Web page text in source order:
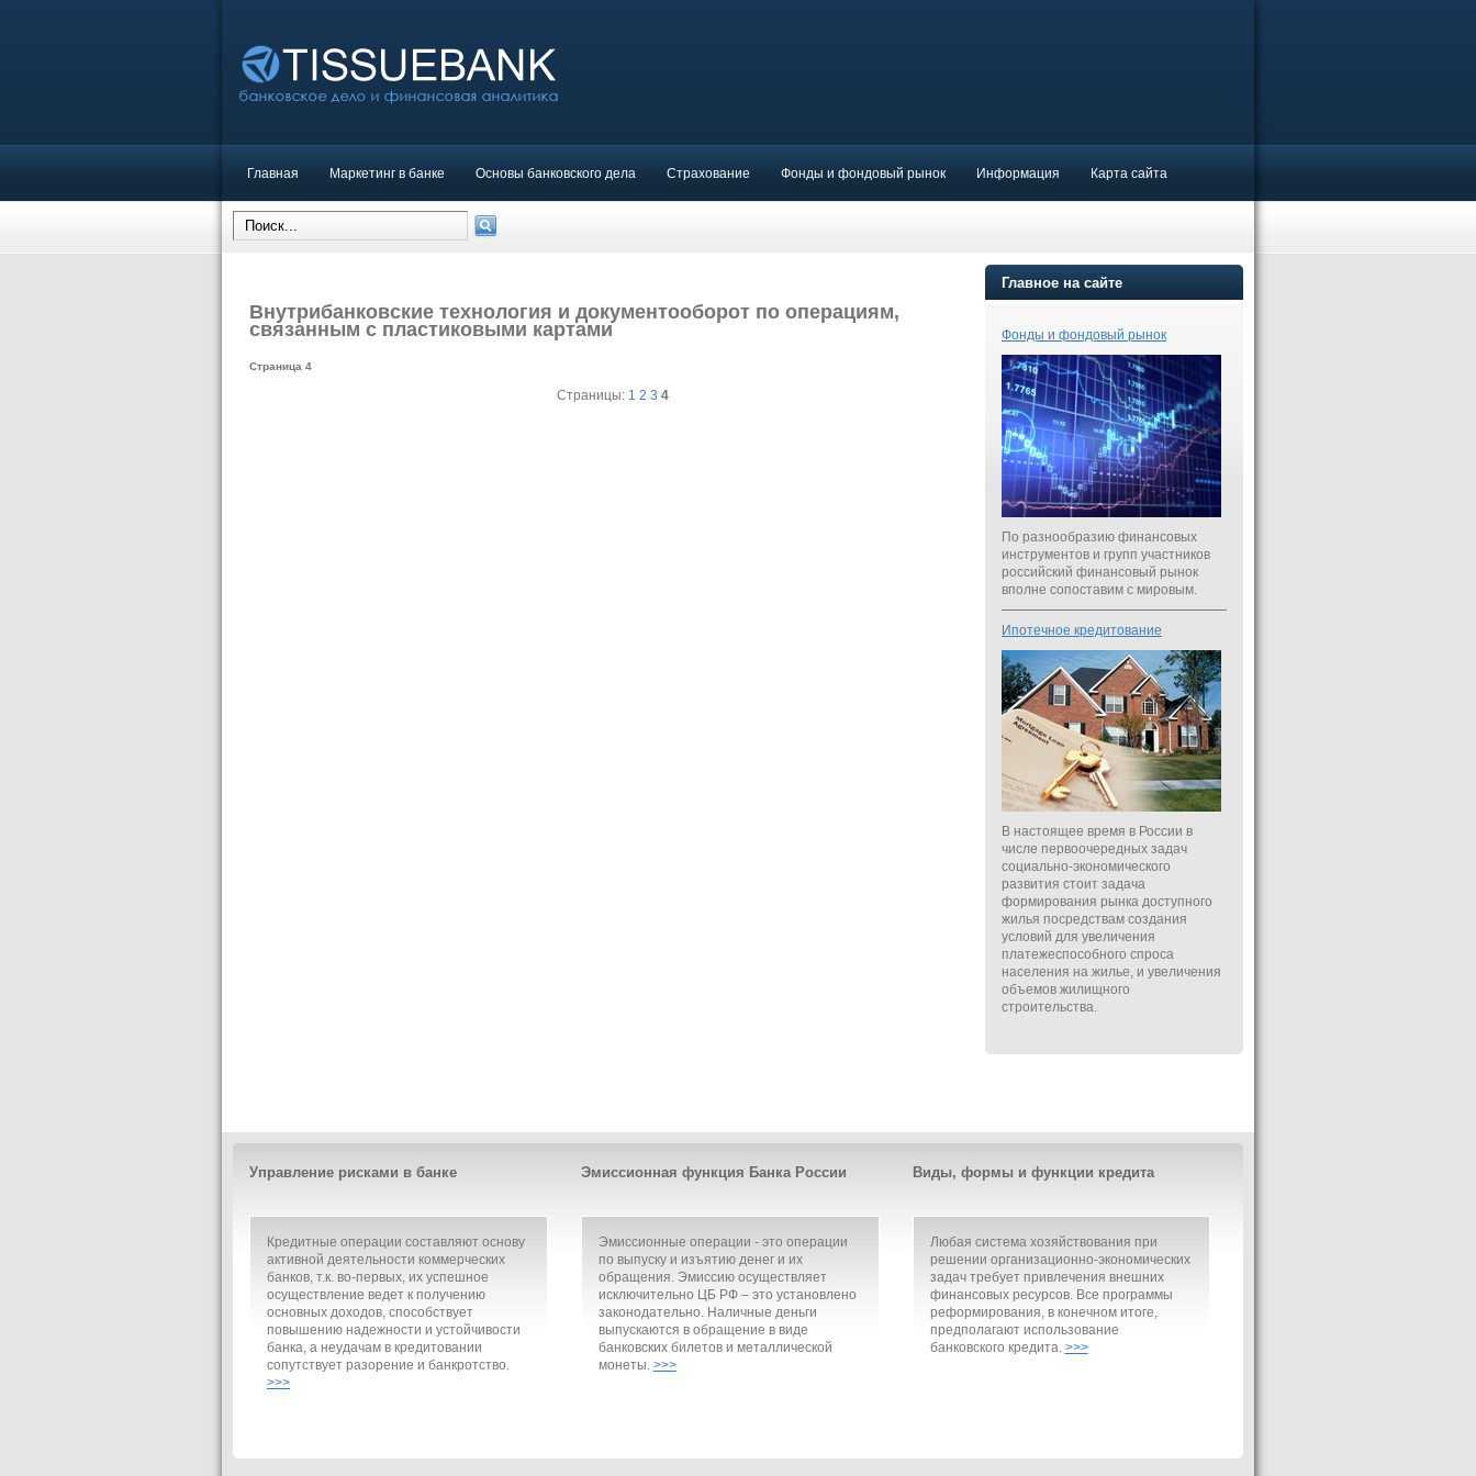
Главная Маркетинг в банке Основы банковского дела Страхование Фонды и фондовый рынок Информация Карта сайта
Внутрибанковские технология и документооборот по операциям,
связанным с пластиковыми картами
Страница 4
Страницы: 1 2 3 4
Главное на сайте
Фонды и фондовый рынок
По разнообразию финансовых
инструментов и групп участников
российский финансовый рынок
вполне сопоставим с мировым.
Ипотечное кредитование
В настоящее время в России в
числе первоочередных задач
социально-экономического
развития стоит задача
формирования рынка доступного
жилья посредствам создания
условий для увеличения
платежеспособного спроса
населения на жилье, и увеличения
объемов жилищного
строительства.
Управление рисками в банке
Кредитные операции составляют основу
активной деятельности коммерческих
банков, т.к. во-первых, их успешное
осуществление ведет к получению
основных доходов, способствует
повышению надежности и устойчивости
банка, а неудачам в кредитовании
сопутствует разорение и банкротство.
>>>
Эмиссионная функция Банка России
Эмиссионные операции - это операции
по выпуску и изъятию денег и их
обращения. Эмиссию осуществляет
исключительно ЦБ РФ – это установлено
законодательно. Наличные деньги
выпускаются в обращение в виде
банковских билетов и металлической
монеты. >>>
Виды, формы и функции кредита
Любая система хозяйствования при
решении организационно-экономических
задач требует привлечения внешних
финансовых ресурсов. Все программы
реформирования, в конечном итоге,
предполагают использование
банковского кредита. >>>